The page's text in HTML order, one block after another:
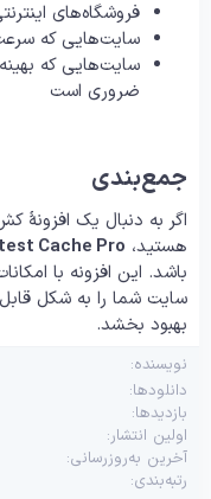
فروشگاه‌های
سایت‌هایی که سرعت
ضروری است
جمع‌بندی
اگر به دنبال یک افزونهٔ
هستید، Cache Pro
باشد. این افزونه با
سایت شما را به شکل
بهبود بخشد.
نویسنده
دانلودها
بازدیدها
اولین انتشار
آخرین به‌روزرسانی
رتبه‌بندی